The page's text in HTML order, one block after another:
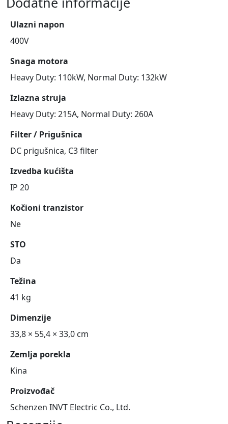
Ulazni napon
400V
Snaga motora
Heavy Duty: 110kW, Normal Duty: 132kW
Izlazna struja
Heavy Duty: 215A, Normal Duty: 260A
Filter / Prigušnica
DC prigušnica, C3 filter
Izvedba kućišta
IP 20
Kočioni tranzistor
Ne
STO
Da
Težina
41 kg
Dimenzije
33,8 × 55,4 × 33,0 cm
Zemlja porekla
Kina
Proizvođač
Schenzen INVT Electric Co., Ltd.